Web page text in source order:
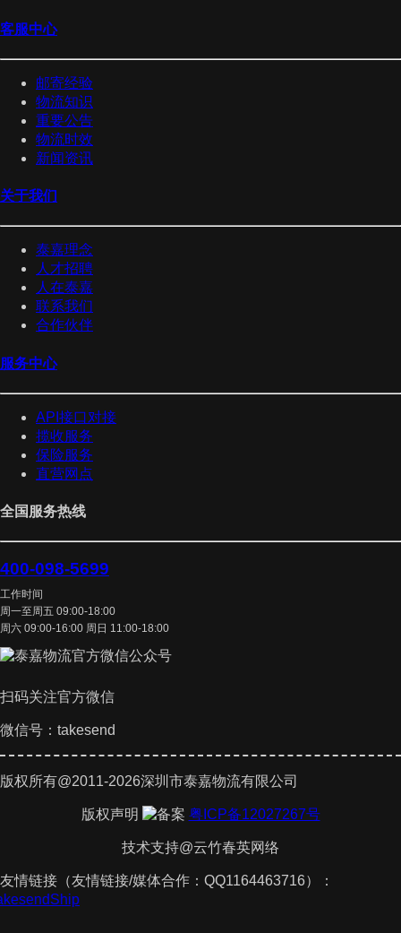
客服中心
邮寄经验
物流知识
重要公告
物流时效
新闻资讯
关于我们
泰嘉理念
人才招聘
人在泰嘉
联系我们
合作伙伴
服务中心
API接口对接
揽收服务
保险服务
直营网点
全国服务热线
400-098-5699
工作时间
周一至周五 09:00-18:00
周六 09:00-16:00 周日 11:00-18:00
扫码关注官方微信
微信号：takesend
版权所有@2011-2026深圳市泰嘉物流有限公司
版权声明 粤ICP备12027267号
技术支持@云竹春英网络
友情链接（友情链接/媒体合作：QQ1164463716）：